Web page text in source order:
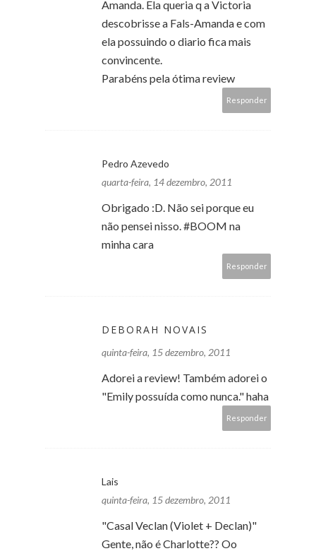
Amanda. Ela queria q a Victoria
descobrisse a Fals-Amanda e com
ela possuindo o diario fica mais
convincente.
Parabéns pela ótima review
Responder
Pedro Azevedo
quarta-feira, 14 dezembro, 2011
Obrigado :D. Não sei porque eu
não pensei nisso. #BOOM na
minha cara
Responder
DEBORAH NOVAIS
quinta-feira, 15 dezembro, 2011
Adorei a review! Também adorei o
"Emily possuída como nunca." haha
Responder
Lais
quinta-feira, 15 dezembro, 2011
"Casal Veclan (Violet + Declan)"
Gente, não é Charlotte?? Oo